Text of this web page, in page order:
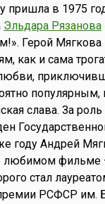
пришла в 1975
Эльдара Рязанова
Герой
как и сама
популярным,
слава. За
году Андрей
любимом
стал
РСФСР им.